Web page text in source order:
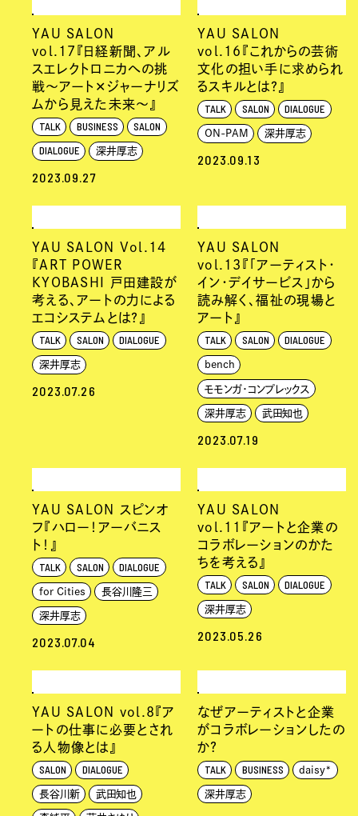
YAU SALON
vol.17『日経新聞、アル
スエレクトロニカへの挑
戦〜アート✕ジャーナリズ
ムから見えた未来〜』
TALK
BUSINESS
SALON
DIALOGUE
深井厚志
2023.09.27
YAU SALON
vol.16『これからの芸術
文化の担い手に求められ
るスキルとは？』
TALK
SALON DIALOGUE
ON-PAM 深井厚志
2023.09.13
YAU SALON Vol.14
『ART POWER
KYOBASHI 戸田建設が
考える、アートの力による
エコシステムとは？』
TALK
SALON DIALOGUE
深井厚志
2023.07.26
YAU SALON
vol.13『「アーティスト・
イン・デイサービス」から
読み解く、福祉の現場と
アート』
TALK
SALON DIALOGUE
bench
モモンガ・コンプレックス
深井厚志 武田知也
2023.07.19
YAU SALON スピンオ
フ『ハロー！アーバニス
ト！』
TALK
SALON DIALOGUE
for Cities 長谷川隆三
深井厚志
2023.07.04
YAU SALON
vol.11『アートと企業の
コラボレーションのかた
ちを考える』
TALK
SALON DIALOGUE
深井厚志
2023.05.26
YAU SALON vol.8『ア
ートの仕事に必要とされ
る人物像とは』
SALON
DIALOGUE
長谷川新 武田知也
なぜアーティストと企業
がコラボレーションしたの
か?
TALK
BUSINESS daisy*
深井厚志